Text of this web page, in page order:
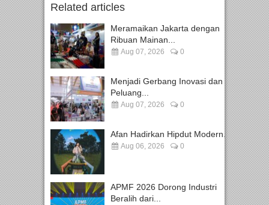
Related articles
Meramaikan Jakarta dengan
Ribuan Mainan...
Aug 07, 2026 0
Menjadi Gerbang Inovasi dan
Peluang...
Aug 07, 2026 0
Afan Hadirkan Hipdut Modern...
Aug 06, 2026 0
APMF 2026 Dorong Industri
Beralih dari...